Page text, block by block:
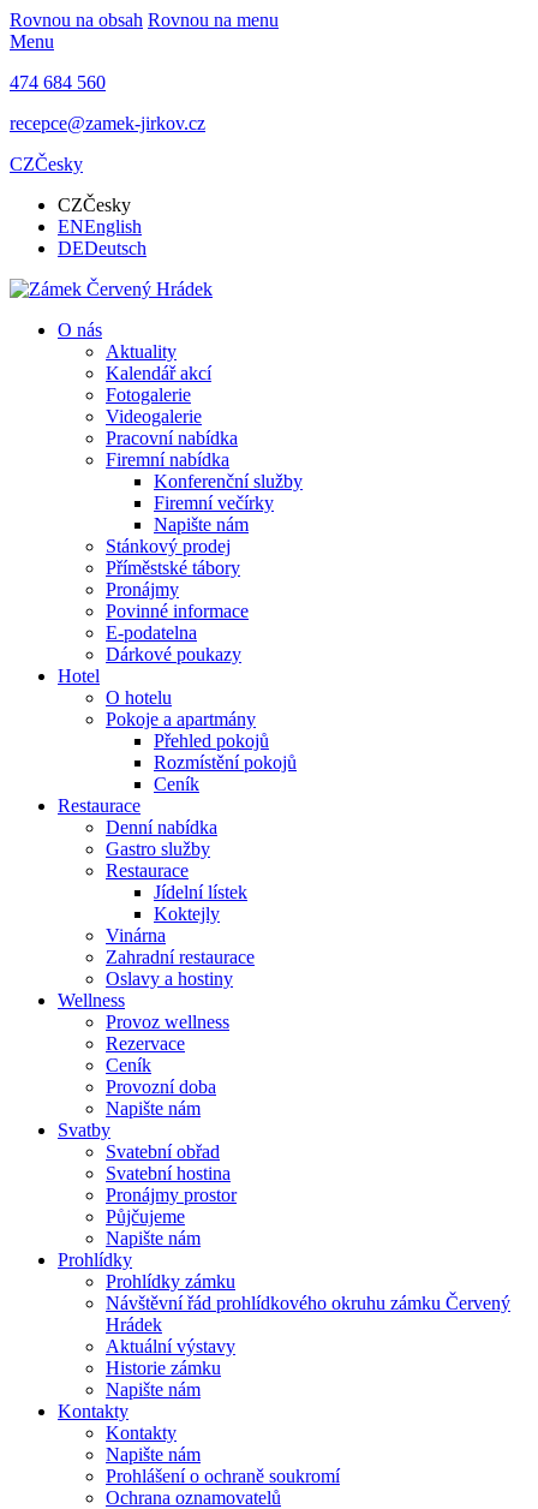
Rovnou na obsah Rovnou na menu
Menu
474 684 560
recepce@zamek-jirkov.cz
CZČesky
CZČesky
ENEnglish
DEDeutsch
O nás
Aktuality
Kalendář akcí
Fotogalerie
Videogalerie
Pracovní nabídka
Firemní nabídka
Konferenční služby
Firemní večírky
Napište nám
Stánkový prodej
Příměstské tábory
Pronájmy
Povinné informace
E-podatelna
Dárkové poukazy
Hotel
O hotelu
Pokoje a apartmány
Přehled pokojů
Rozmístění pokojů
Ceník
Restaurace
Denní nabídka
Gastro služby
Restaurace
Jídelní lístek
Koktejly
Vinárna
Zahradní restaurace
Oslavy a hostiny
Wellness
Provoz wellness
Rezervace
Ceník
Provozní doba
Napište nám
Svatby
Svatební obřad
Svatební hostina
Pronájmy prostor
Půjčujeme
Napište nám
Prohlídky
Prohlídky zámku
Návštěvní řád prohlídkového okruhu zámku Červený
Hrádek
Aktuální výstavy
Historie zámku
Napište nám
Kontakty
Kontakty
Napište nám
Prohlášení o ochraně soukromí
Ochrana oznamovatelů